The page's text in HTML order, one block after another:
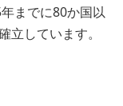
までに80か国以
しています。